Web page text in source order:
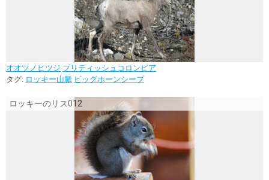
オオツノヒツジ ブリティッシュコロンビア
タグ: ロッキー山脈 ビッグホーンシープ
ロッキーのリス012